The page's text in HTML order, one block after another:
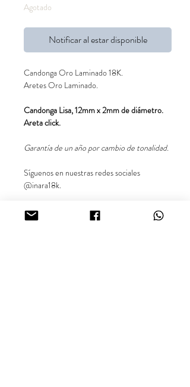
Agotado
Notificar al estar disponible
Candonga Oro Laminado 18K.
Aretes Oro Laminado.
Candonga Lisa, 12mm x 2mm de diámetro.
Areta click.
Garantía de un año por cambio de tonalidad.
Síguenos en nuestras redes sociales
@inara18k.
Oro Laminado Cali - Colombia.